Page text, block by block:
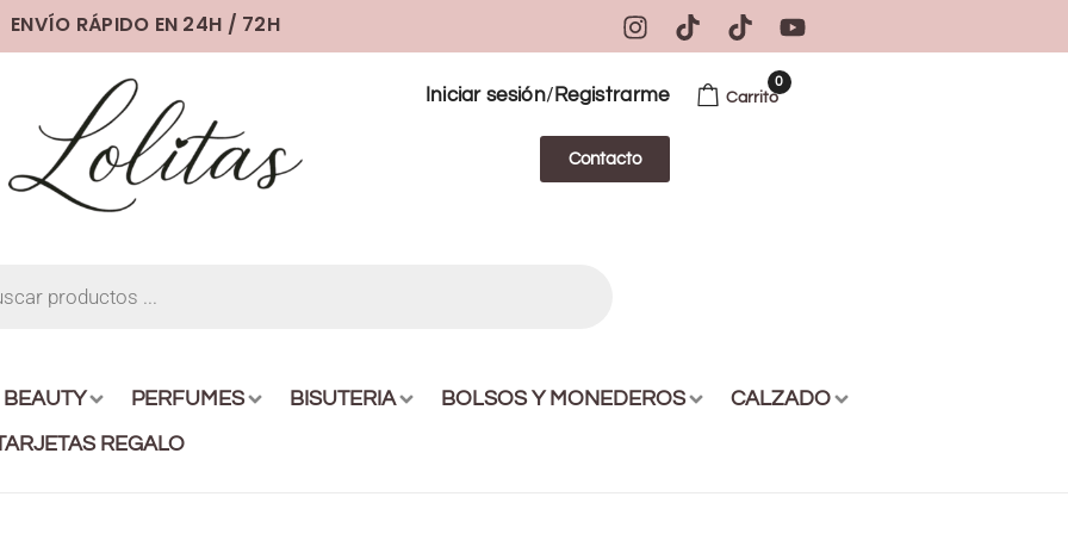
ENVÍO RÁPIDO EN 24H / 72H
Iniciar sesión/ Registrarme
Contacto
Carrito
0
BEAUTY PERFUMES BISUTERIA BOLSOS Y MONEDEROS
CALZADO
REGALO